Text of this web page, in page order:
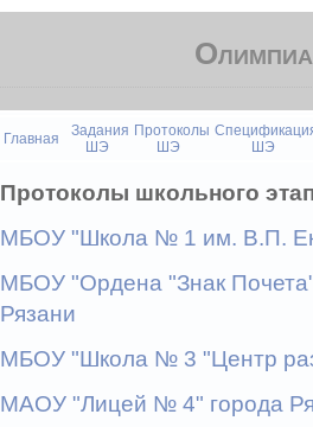
Главная
Задания
ШЭ
Протоколы
ШЭ
ШЭ
Протоколы школьного
МБОУ "Школа № 1 им. В.П.
МБОУ "Ордена "Знак
Рязани
МБОУ "Школа № 3 "Центр
МАОУ "Лицей № 4" города